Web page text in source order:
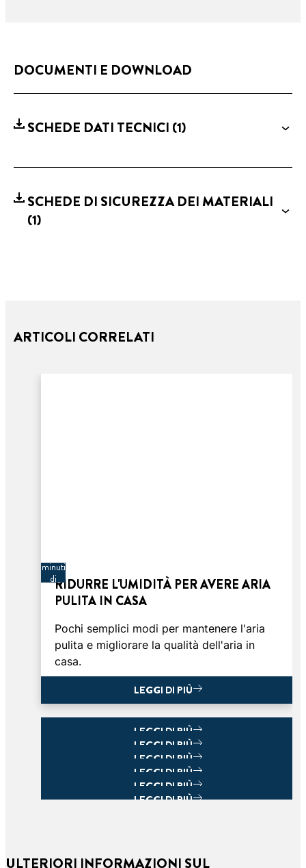
DOCUMENTI E DOWNLOAD
SCHEDE DATI TECNICI (1)
SCHEDE DI SICUREZZA DEI MATERIALI
(1)
ARTICOLI CORRELATI
minuti
di
lettura
RIDURRE L'UMIDITÀ PER AVERE ARIA
PULITA IN CASA
Pochi semplici modi per mantenere l'aria
pulita e migliorare la qualità dell'aria in
casa.
LEGGI DI PIÙ
LEGGI DI PIÙ
LEGGI DI PIÙ
LEGGI DI PIÙ
LEGGI DI PIÙ
LEGGI DI PIÙ
LEGGI DI PIÙ
ULTERIORI INFORMAZIONI SUL